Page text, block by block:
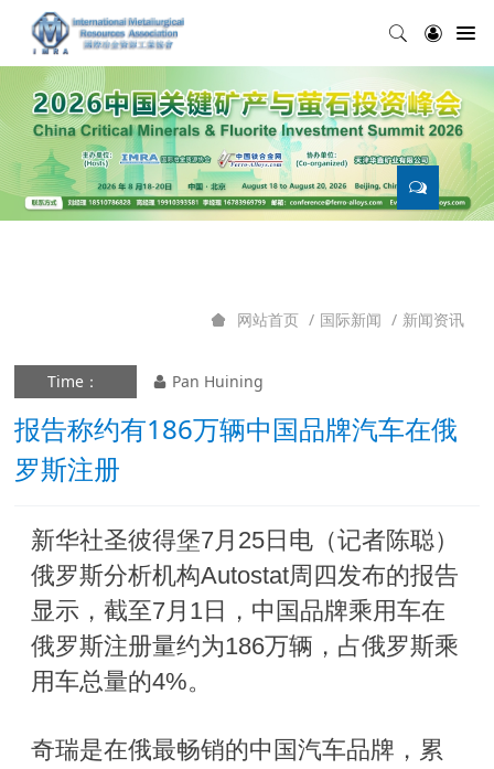
新闻资讯
国际新闻
网站首页
Time： Pan Huining
报告称约有186万辆中国品牌汽车在俄
罗斯注册
新华社圣彼得堡7月25日电（记者陈聪）
俄罗斯分析机构Autostat周四发布的报告
显示，截至7月1日，中国品牌乘用车在
俄罗斯注册量约为186万辆，占俄罗斯乘
用车总量的4%。
奇瑞是在俄最畅销的中国汽车品牌，累